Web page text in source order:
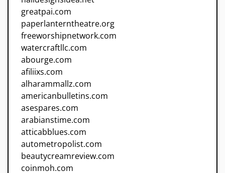
greatpai.com
paperlanterntheatre.org
freeworshipnetwork.com
watercraftllc.com
abourge.com
afiliixs.com
alharammallz.com
americanbulletins.com
asespares.com
arabianstime.com
atticabblues.com
autometropolist.com
beautycreamreview.com
coinmoh.com